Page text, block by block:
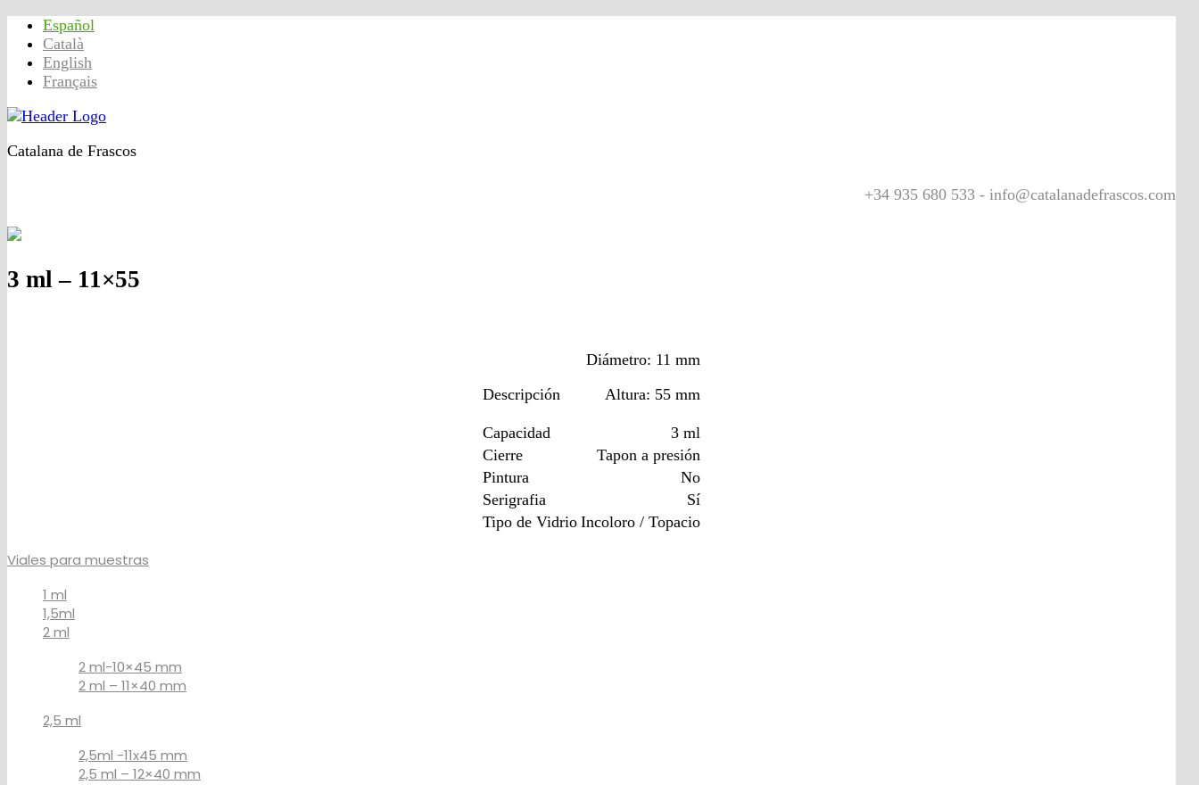
Español
Català
English
Français
Catalana de Frascos
+34 935 680 533 - info@catalanadefrascos.com
3 ml – 11×55
Descripción
Diámetro: 11 mm
Altura: 55 mm
Capacidad
3 ml
Cierre
Tapon a presión
Pintura
No
Serigrafia
Sí
Tipo de Vidrio Incoloro / Topacio
Viales para muestras
1 ml
1,5ml
2 ml
2 ml-10×45 mm
2 ml – 11×40 mm
2,5 ml
2,5ml -11x45 mm
2,5 ml – 12×40 mm